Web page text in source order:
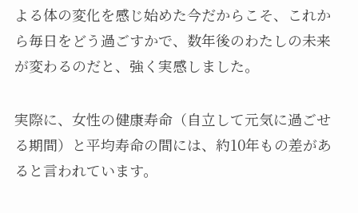
よる体の変化を感じ始めた今だからこそ、これか
ら毎日をどう過ごすかで、数年後のわたしの未来
が変わるのだと、強く実感しました。
実際に、女性の健康寿命（自立して元気に過ごせ
る期間）と平均寿命の間には、約10年もの差があ
ると言われています。